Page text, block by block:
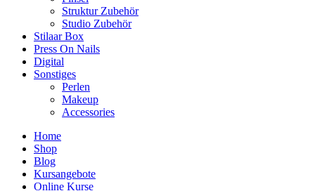
Struktur Zubehör
Studio Zubehör
Stilaar Box
Press On Nails
Digital
Sonstiges
Perlen
Makeup
Accessories
Home
Shop
Blog
Kursangebote
Online Kurse